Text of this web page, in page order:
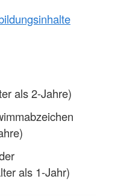
als 2-Jahre)
als 1-Jahr)